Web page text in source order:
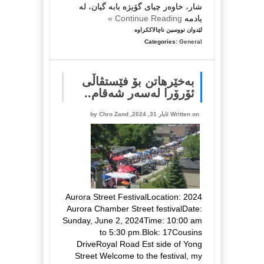
شار، خاوەر چیای گۆیژە بابە گیان، لە
یادمە
لێدوان نووسین ناچالاککراوەلە
چرۆ
زەند
Categories: General
بەخێرهاتن بۆ فێستڤاڵی
ئۆرۆرا لەسەر شەقام..
Written on ئایار 31, 2024, by Chro Zand
Aurora Street FestivalLocation: 2024
Aurora Chamber Street festivalDate:
Sunday, June 2, 2024Time: 10:00 am
to 5:30 pm.Blok: 17Cousins
DriveRoyal Road Est side of Yong
Street Welcome to the festival, my